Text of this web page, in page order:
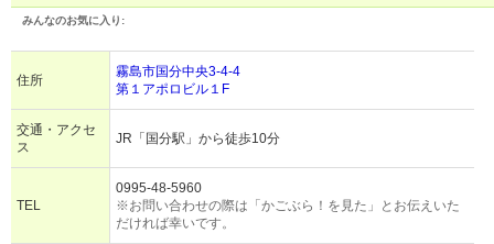
みんなのお気に入り:
住所
霧島市国分中央3-4-4
第１アポロビル１F
交通・アクセ
ス
JR「国分駅」から徒歩10分
TEL
0995-48-5960
※お問い合わせの際は「かごぶら！を見た」とお伝えいた
だければ幸いです。